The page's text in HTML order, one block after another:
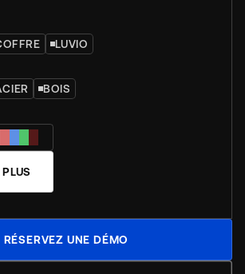
LUVIO
BOIS
RÉSERVEZ UNE DÉMO